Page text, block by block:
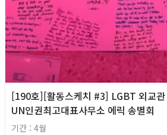
[190호][활동스케치 #3] LGBT 외교관
UN인권최고대표사무소 에릭 송별회
기간 : 4월